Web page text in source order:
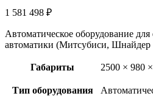
1 581 498 ₽
Автоматическое оборудование
автоматики (Митсубиси, Шнайдер
Габариты 2500 × 980
Тип оборудования